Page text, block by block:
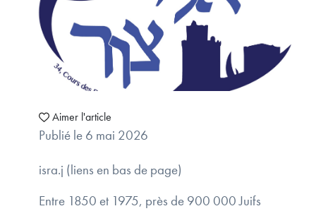
Aimer l'article
Publié le 6 mai 2026
isra.j (liens en bas de page)
Entre 1850 et 1975, près de 900 000 Juifs